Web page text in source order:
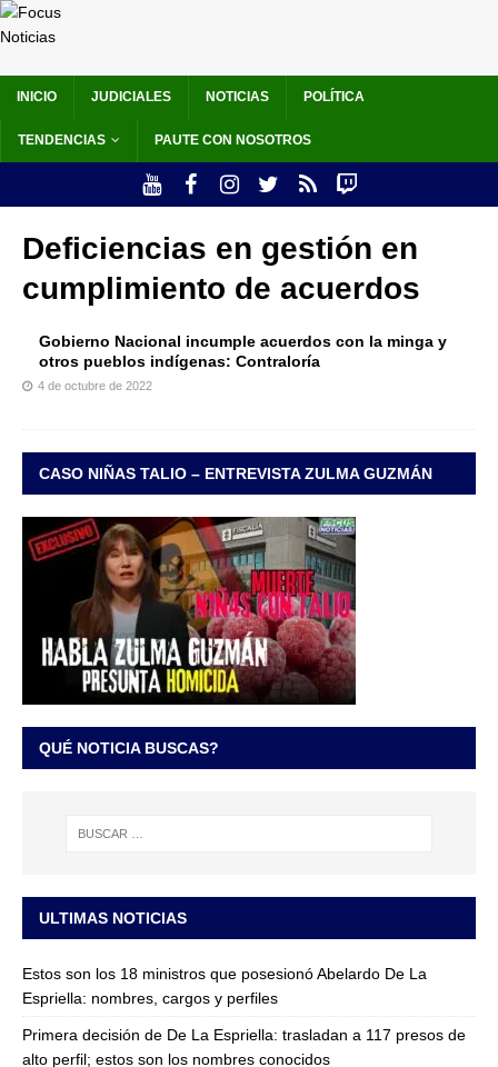
INICIO JUDICIALES NOTICIAS POLÍTICA
TENDENCIAS PAUTE CON NOSOTROS
Deficiencias en gestión en
cumplimiento de acuerdos
Gobierno Nacional incumple acuerdos con la minga y
otros pueblos indígenas: Contraloría
4 de octubre de 2022
CASO NIÑAS TALIO – ENTREVISTA ZULMA GUZMÁN
QUÉ NOTICIA BUSCAS?
ULTIMAS NOTICIAS
Estos son los 18 ministros que posesionó Abelardo De La
Espriella: nombres, cargos y perfiles
Primera decisión de De La Espriella: trasladan a 117 presos de
alto perfil; estos son los nombres conocidos